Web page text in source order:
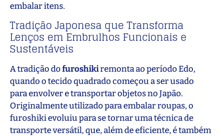
embalar itens.
Tradição Japonesa que Transforma
Lenços em Embrulhos Funcionais e
Sustentáveis
A tradição dofuroshikiremonta ao período Edo,
quando o tecido quadrado começou a ser usado
para envolver e transportar objetos no Japão.
Originalmente utilizado para embalar roupas, o
furoshiki evoluiu para se tornar uma técnica de
transporte versátil, que, além de eficiente, é também